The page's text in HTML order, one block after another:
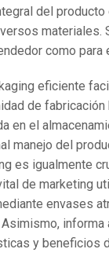
del producto
materiales.
como para
eficiente
de fabricación
en el
manejo del
es igualmente
de marketing
envases
informa
y beneficios